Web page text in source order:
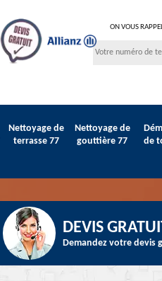
ON VOUS
Nettoyage de
terrasse 77
Nettoyage de
gouttière 77
de
DEVIS
Demandez votre devis